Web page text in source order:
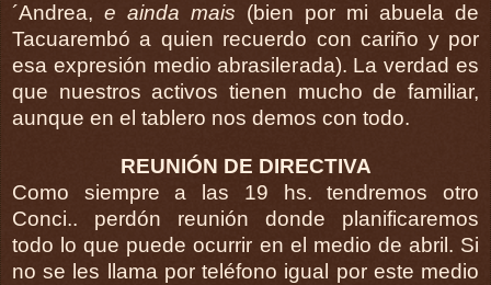
´Andrea, e ainda mais (bien por mi abuela de
Tacuarembó a quien recuerdo con cariño y por
esa expresión medio abrasilerada). La verdad es
que nuestros activos tienen mucho de familiar,
aunque en el tablero nos demos con todo.
REUNIÓN DE DIRECTIVA
Como siempre a las 19 hs. tendremos otro
Conci.. perdón reunión donde planificaremos
todo lo que puede ocurrir en el medio de abril. Si
no se les llama por teléfono igual por este medio